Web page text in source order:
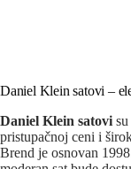
Daniel Klein satovi –
Daniel Klein satovi
pristupačnoj ceni i
Brend je osnovan